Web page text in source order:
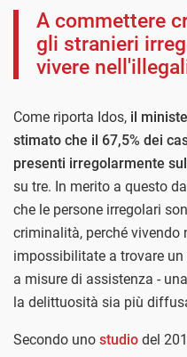
A commettere
gli stranieri
vivere
Come riporta Idos, il
stimato che il 67,5% dei
presenti irregolarmente
su tre. In merito a questo
che le persone irregolari
criminalità, perché vivendo
impossibilitate a trovare
a misure di assistenza -
la delittuosità sia più
Secondo uno studio del